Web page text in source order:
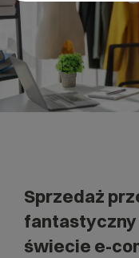
Sprzedaż
fantastyczny
świecie e-